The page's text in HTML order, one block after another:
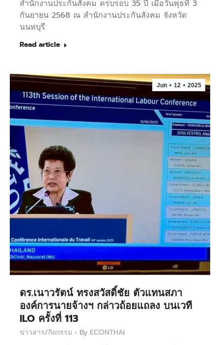
สำนักงานประกันสังคม ครบรอบ 35 ปี เมื่อวันพุธที่ 3
กันยายน 2568 ณ สำนักงานประกันสังคม จังหวัด
นนทบุรี
Read article
Jun 12 2025
ดร.เนาวรัตน์ ทรงสวัสดิ์ชัย ตัวแทนสภา
องค์การนายจ้างฯ กล่าวถ้อยแถลง บนเวที
ILO ครั้งที่ 113
ข่าวสาร/กิจกรรม By ECONTHAI